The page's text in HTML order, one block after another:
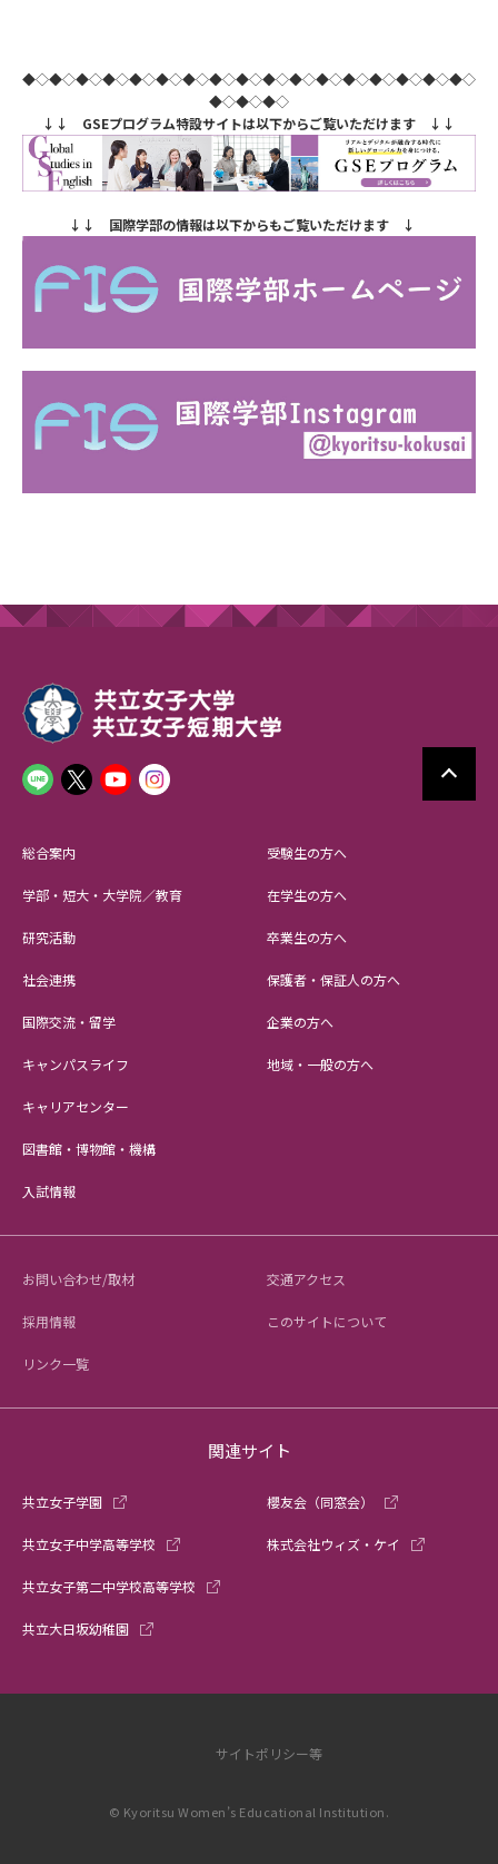
◆◇◆◇◆◇◆◇◆◇◆◇◆◇◆◇◆◇◆◇◆◇◆◇◆◇◆◇◆◇◆◇◆◇
◆◇◆◇◆◇
↓↓ GSEプログラム特設サイトは以下からご覧いただけます ↓↓
↓↓ 国際学部の情報は以下からもご覧いただけます ↓
総合案内
学部・短大・大学院／教育
研究活動
社会連携
国際交流・留学
キャンパスライフ
キャリアセンター
図書館・博物館・機構
入試情報
受験生の方へ
在学生の方へ
卒業生の方へ
保護者・保証人の方へ
企業の方へ
地域・一般の方へ
お問い合わせ/取材 交通アクセス
採用情報 このサイトについて
リンク一覧
関連サイト
共立女子学園
共立女子中学高等学校
共立女子第二中学校高等学校
共立大日坂幼稚園
櫻友会（同窓会）
株式会社ウィズ・ケイ
© Kyoritsu Women’s Educational Institution.
サイトポリシー等